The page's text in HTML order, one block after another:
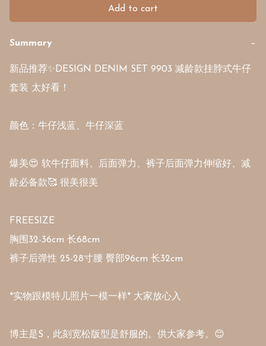
Add to cart
Summary −
新品推荐✨DESIGN DENIM SET 9903 减龄款挂脖式牛仔
套装 太好看！
颜色：牛仔浅蓝、牛仔深蓝
爆美😍 软牛仔面料、后面弹力、裤子后面弹力伸缩好、减
龄必备款🥰 很美很美
FREESIZE
胸围32-36cm 长68cm
裤子后弹性 25-28寸腰 臀部96cm 长32cm
*实物跟模特儿照片一模一样* 大家放心入
博主是S，此刻宽松版型是舒服的。供大家参考。😊